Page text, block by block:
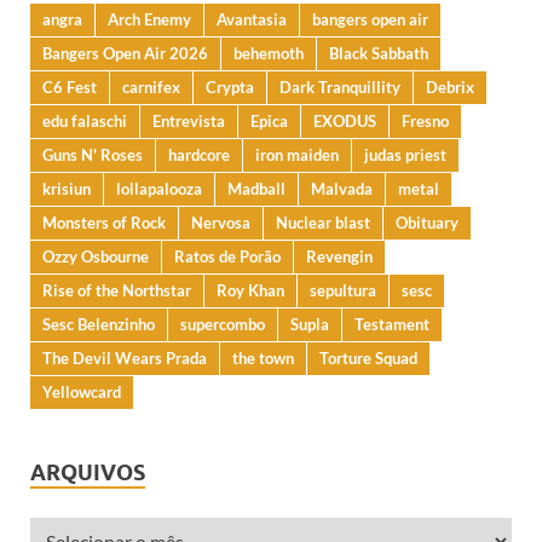
angra Arch Enemy Avantasia
bangers open air
Bangers Open Air 2026
behemoth
Black Sabbath
C6 Fest
carnifex Crypta Dark Tranquillity
Debrix
edu falaschi
Entrevista Epica EXODUS
Fresno
Guns N' Roses
hardcore iron maiden
judas priest
krisiun
lollapalooza Madball Malvada
metal
Monsters of Rock
Nervosa Nuclear blast
Obituary
Ozzy Osbourne
Ratos de Porão
Revengin
Rise of the Northstar
Roy Khan sepultura
sesc
Sesc Belenzinho
supercombo Supla
Testament
The Devil Wears Prada
the town
Torture Squad
Yellowcard
ARQUIVOS